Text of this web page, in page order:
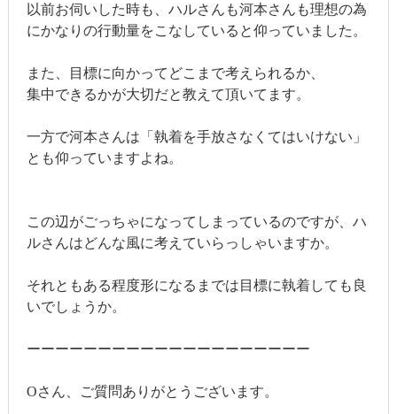
以前お伺いした時も、ハルさんも河本さんも理想の為
にかなりの行動量をこなしていると仰っていました。
また、目標に向かってどこまで考えられるか、
集中できるかが大切だと教えて頂いてます。
一方で河本さんは「執着を手放さなくてはいけない」
とも仰っていますよね。
この辺がごっちゃになってしまっているのですが、ハ
ルさんはどんな風に考えていらっしゃいますか。
それともある程度形になるまでは目標に執着しても良
いでしょうか。
ーーーーーーーーーーーーーーーーーーーー
Oさん、ご質問ありがとうございます。